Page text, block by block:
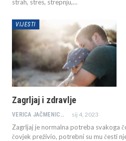
strah, stres, strepnju,…
VIJESTI
Zagrljaj i zdravlje
VERICA JAČMENICA JAZBEC sij 4, 2023
Zagrljaj je normalna potreba svakoga
čovjek preživio, potrebni su mu česti